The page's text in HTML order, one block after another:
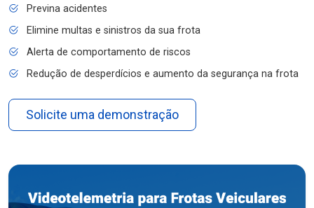
Previna acidentes
Elimine multas e sinistros da sua frota
Alerta de comportamento de riscos
Redução de desperdícios e aumento da segurança na frota
Solicite uma demonstração